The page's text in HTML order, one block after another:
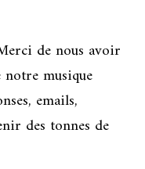
de nous avoir
musique
emails,
des tonnes de